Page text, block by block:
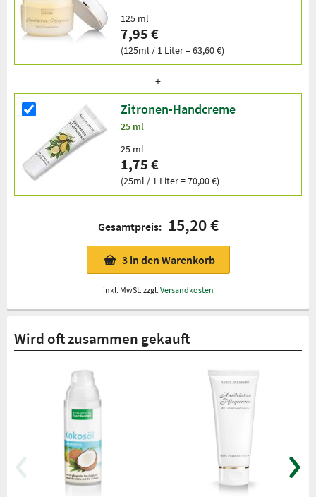
125 ml
7,95 €
(125ml / 1 Liter = 63,60 €)
Zitronen-Handcreme
25 ml
25 ml
1,75 €
(25ml / 1 Liter = 70,00 €)
Gesamtpreis: 15,20 €
3 in den Warenkorb
inkl. MwSt. zzgl. Versandkosten
Wird oft zusammen gekauft